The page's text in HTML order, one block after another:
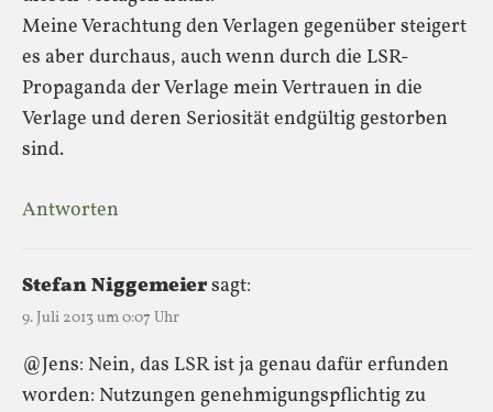
Meine Verachtung den Verlagen gegenüber steigert
es aber durchaus, auch wenn durch die LSR-
Propaganda der Verlage mein Vertrauen in die
Verlage und deren Seriosität endgültig gestorben
sind.
Antworten
Stefan Niggemeiersagt:
9. Juli 2013 um 0:07 Uhr
@Jens: Nein, das LSR ist ja genau dafür erfunden
worden: Nutzungen genehmigungspflichtig zu